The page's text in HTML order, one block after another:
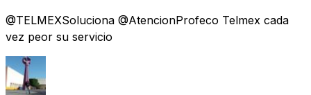
@TELMEXSoluciona @AtencionProfeco Telmex cada
vez peor su servicio